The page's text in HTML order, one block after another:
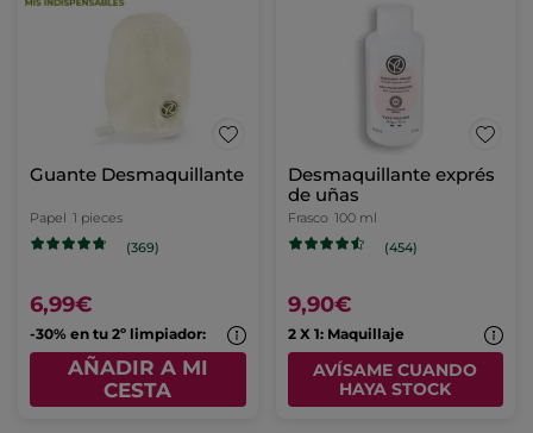
Guante Desmaquillante
Papel 1 pieces
(369)
6,99€
-30% en tu 2º limpiador:
AÑADIR A MI
CESTA
Desmaquillante exprés
de uñas
Frasco 100 ml
(454)
9,90€
2 X 1: Maquillaje
AVÍSAME CUANDO
HAYA STOCK